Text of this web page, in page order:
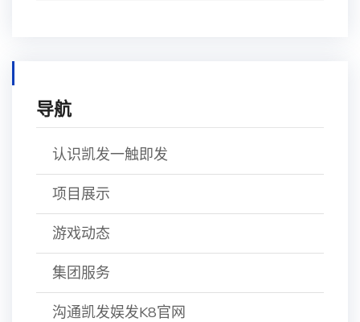
导航
认识凯发一触即发
项目展示
游戏动态
集团服务
沟通凯发娱发K8官网